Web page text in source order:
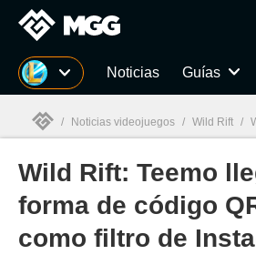
MGG Noticias Guías
MGG
/ Noticias videojuegos / Wild Rift /
Wild Rift: Teemo
forma de código
como filtro de